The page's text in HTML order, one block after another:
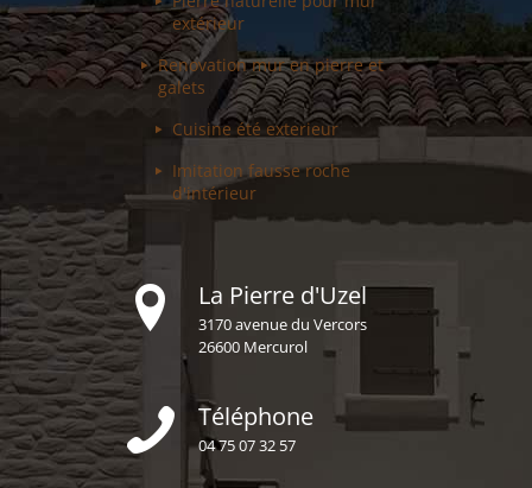
extérieur
Renovation muren pierre et
galets
Cuisine été exterieur
Imitation fausseroche
d'intérieur
La Pierre d'Uzel
3170 avenue du Vercors
26600 Mercurol
Téléphone
04 75 07 32 57